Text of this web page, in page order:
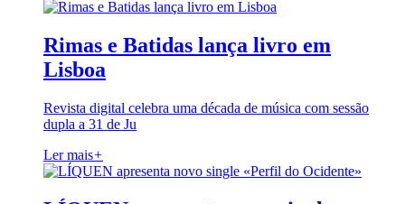
Rimas e Batidas lança livro em
Lisboa
Revista digital celebra uma década de música com sessão
dupla a 31 de Ju
Ler mais+